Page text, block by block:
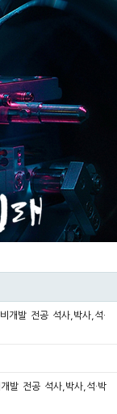
개발 전공 석사,박사,석·
발 전공 석사,박사,석·박